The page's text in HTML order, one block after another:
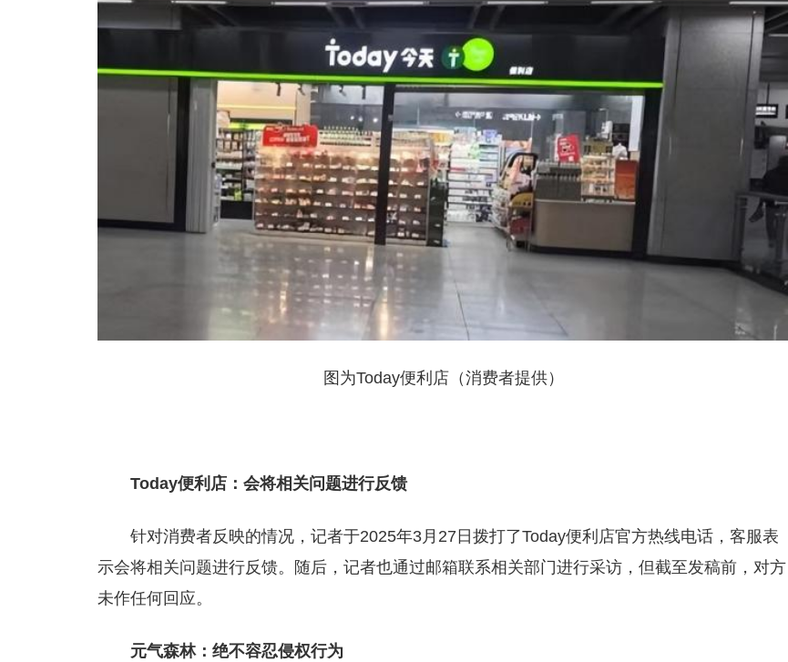
图为Today便利店（消费者提供）
Today便利店：会将相关问题进行反馈
针对消费者反映的情况，记者于2025年3月27日拨打了Today便利店官方热线电话，客服表
示会将相关问题进行反馈。随后，记者也通过邮箱联系相关部门进行采访，但截至发稿前，对方
未作任何回应。
元气森林：绝不容忍侵权行为